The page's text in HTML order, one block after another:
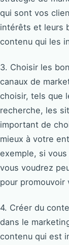
qui sont vos
intérêts et leurs
contenu qui les
3. Choisir les
canaux de
choisir, tels que
recherche, les
important de
mieux à votre
exemple, si
vous voudrez
pour promouvoir
4. Créer du
dans le
contenu qui est